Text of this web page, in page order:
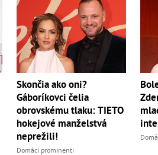
Skončia ako oni?
Gáboríkovci čelia
obrovskému tlaku: TIETO
hokejové manželstvá
neprežili!
Domáci prominenti